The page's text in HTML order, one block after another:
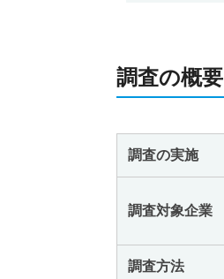
調査の概要
調査の実施
調査対象企業
調査方法